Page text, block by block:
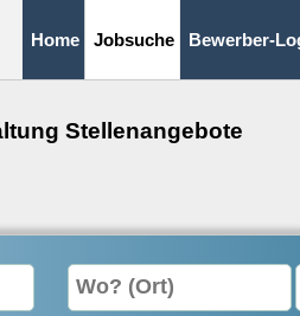
Home Jobsuche Bewerber-
Stellenangebote